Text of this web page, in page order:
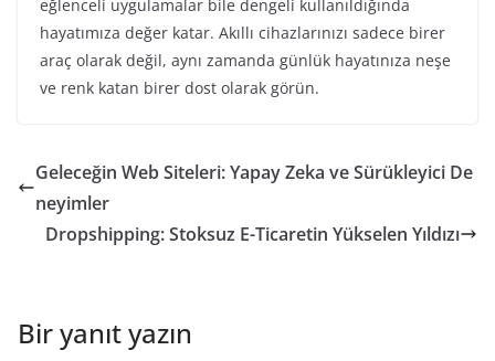
eğlenceli uygulamalar bile dengeli kullanıldığında
hayatımıza değer katar. Akıllı cihazlarınızı sadece birer
araç olarak değil, aynı zamanda günlük hayatınıza neşe
ve renk katan birer dost olarak görün.
Geleceğin Web Siteleri: Yapay Zeka ve Sürükleyici De
neyimler
Dropshipping: Stoksuz E-Ticaretin Yükselen Yıldızı
Bir yanıt yazın